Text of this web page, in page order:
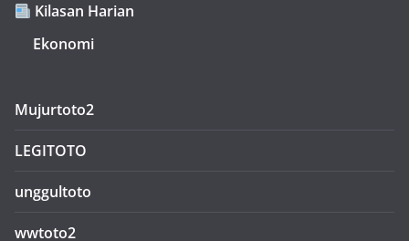
Kilasan Harian
Ekonomi
Mujurtoto2
LEGITOTO
unggultoto
wwtoto2